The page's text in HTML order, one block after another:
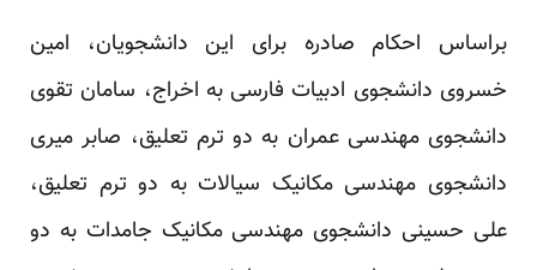
براساس احکام صادره برای این دانشجویان، امین
خسروی دانشجوی ادبیات فارسی به اخراج، سامان تقوی
دانشجوی مهندسی عمران به دو ترم تعلیق، صابر میری
دانشجوی مهندسی مکانیک سیالات به دو ترم تعلیق،
علی حسینی دانشجوی مهندسی مکانیک جامدات به دو